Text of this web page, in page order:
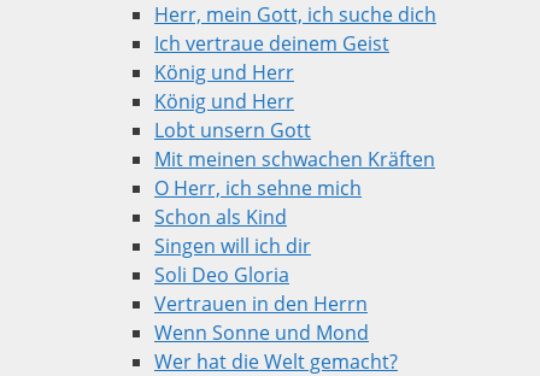
Herr, mein Gott, ich suche dich
Ich vertraue deinem Geist
König und Herr
König und Herr
Lobt unsern Gott
Mit meinen schwachen Kräften
O Herr, ich sehne mich
Schon als Kind
Singen will ich dir
Soli Deo Gloria
Vertrauen in den Herrn
Wenn Sonne und Mond
Wer hat die Welt gemacht?